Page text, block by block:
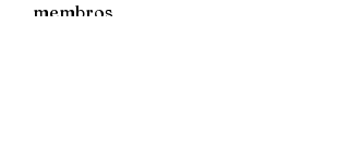
membros